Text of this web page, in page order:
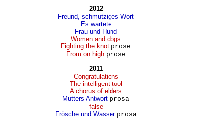
2012
Freund, schmutziges Wort
Es wartete
Frau und Hund
Women and dogs
Fighting the knot prose
From on high prose
2011
Congratulations
The intelligent tool
A chorus of elders
Mutters Antwort prosa
false
Frösche und Wasser prosa